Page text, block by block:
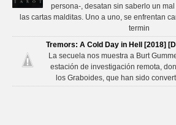
persona-, desatan sin saberlo un
las cartas malditas. Uno a uno, se enfrentan
termin
Tremors: A Cold Day in Hell [2018]
La secuela nos muestra a Burt
estación de investigación remota,
los Graboides, que han sido